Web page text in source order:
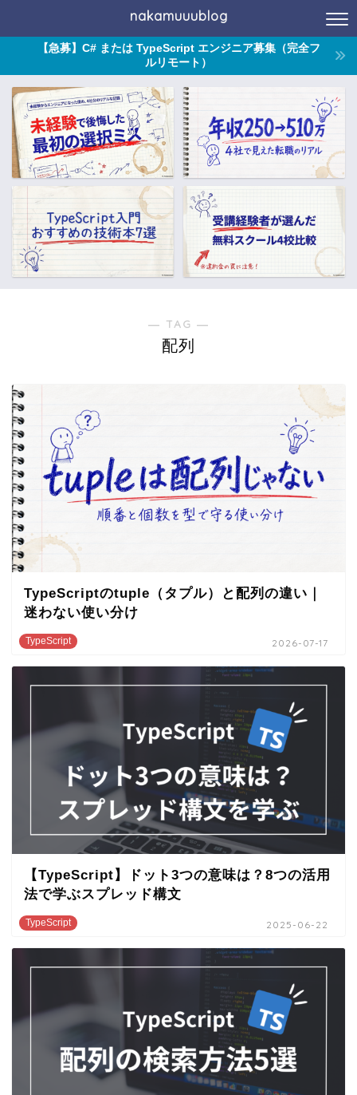
nakamuuublog
【急募】C# または TypeScript エンジニア募集（完全フ
ルリモート）
― TAG ―
配列
TypeScript
TypeScriptのtuple（タプル）と配列の違い｜
迷わない使い分け
2026-07-17
TypeScript
【TypeScript】ドット3つの意味は？8つの活用
法で学ぶスプレッド構文
2025-06-22